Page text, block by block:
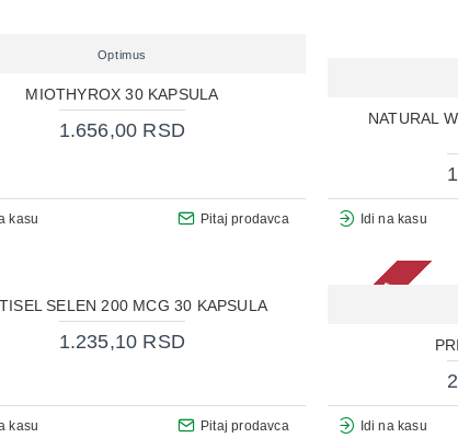
Optimus
MIOTHYROX 30 KAPSULA
1.656,00 RSD
kasu Pitaj prodavca
NATURAL
Idi na kasu
SELEN 200 MCG 30 KAPSULA
1.235,10 RSD
kasu Pitaj prodavca Idi na kasu